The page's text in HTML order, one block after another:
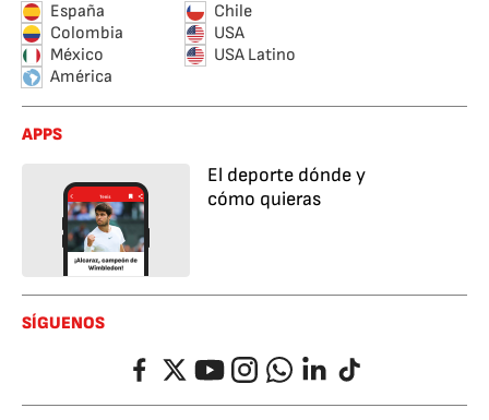
España
Chile
Colombia
USA
México
USA Latino
América
APPS
El deporte dónde y
cómo quieras
SÍGUENOS
FacebookTwitterYouTubeInstagramWhatsappLinkedIn
TikTok